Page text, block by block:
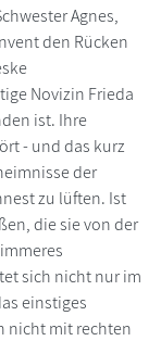
Agnes,
den Rücken
Novizin Frieda
ist. Ihre
- und das kurz
der
zu lüften. Ist
die sie von der
sich nicht nur im
einstiges
nicht mit rechten